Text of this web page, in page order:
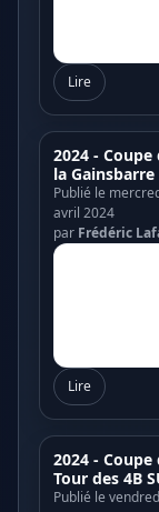
Lire
2024 - Coupe
la Gainsbarre
Publié le
avril 2024
par Frédéric
Lire
2024 - Coupe
Tour des 4B
Publié le